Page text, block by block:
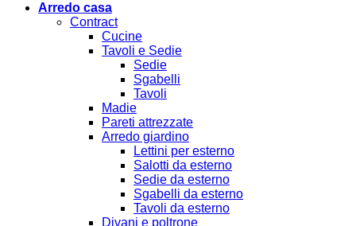
Arredo casa
Contract
Cucine
Tavoli e Sedie
Sedie
Sgabelli
Tavoli
Madie
Pareti attrezzate
Arredo giardino
Lettini per esterno
Salotti da esterno
Sedie da esterno
Sgabelli da esterno
Tavoli da esterno
Divani e poltrone